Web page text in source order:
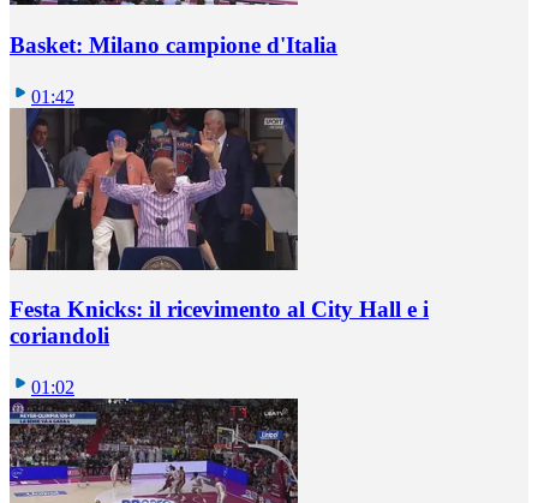
Basket: Milano campione d'Italia
01:42
Festa Knicks: il ricevimento al City Hall e i
coriandoli
01:02